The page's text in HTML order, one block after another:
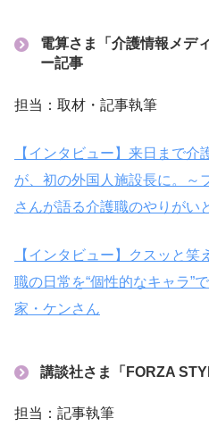
電算さま「介護情報メデ
ー記事
担当：取材・記事執筆
【インタビュー】来日まで
が、初の外国人施設長に。～
さんが語る介護職のやりがい
【インタビュー】クスッと
職の日常を“個性的なキャラ”
家・ケンさん
講談社さま「FORZA
担当：記事執筆